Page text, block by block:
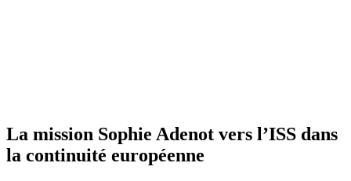
La mission Sophie Adenot vers l’ISS dans
la continuité européenne